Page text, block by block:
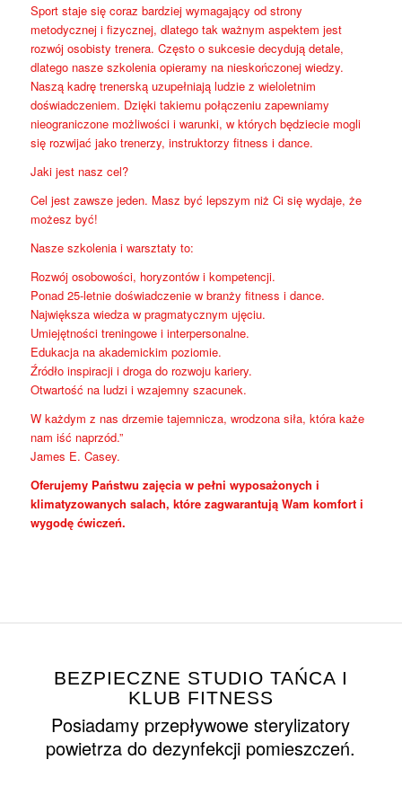
Sport staje się coraz bardziej wymagający od strony
metodycznej i fizycznej, dlatego tak ważnym aspektem jest
rozwój osobisty trenera. Często o sukcesie decydują detale,
dlatego nasze szkolenia opieramy na nieskończonej wiedzy.
Naszą kadrę trenerską uzupełniają ludzie z wieloletnim
doświadczeniem. Dzięki takiemu połączeniu zapewniamy
nieograniczone możliwości i warunki, w których będziecie mogli
się rozwijać jako trenerzy, instruktorzy fitness i dance.
Jaki jest nasz cel?
Cel jest zawsze jeden. Masz być lepszym niż Ci się wydaje, że
możesz być!
Nasze szkolenia i warsztaty to:
Rozwój osobowości, horyzontów i kompetencji.
Ponad 25-letnie doświadczenie w branży fitness i dance.
Największa wiedza w pragmatycznym ujęciu.
Umiejętności treningowe i interpersonalne.
Edukacja na akademickim poziomie.
Źródło inspiracji i droga do rozwoju kariery.
Otwartość na ludzi i wzajemny szacunek.
W każdym z nas drzemie tajemnicza, wrodzona siła, która każe
nam iść naprzód.”
James E. Casey.
Oferujemy Państwu zajęcia w pełni wyposażonych i
klimatyzowanych salach, które zagwarantują Wam komfort i
wygodę ćwiczeń.
BEZPIECZNE STUDIO TAŃCA I
KLUB FITNESS
Posiadamy przepływowe sterylizatory
powietrza do dezynfekcji pomieszczeń.